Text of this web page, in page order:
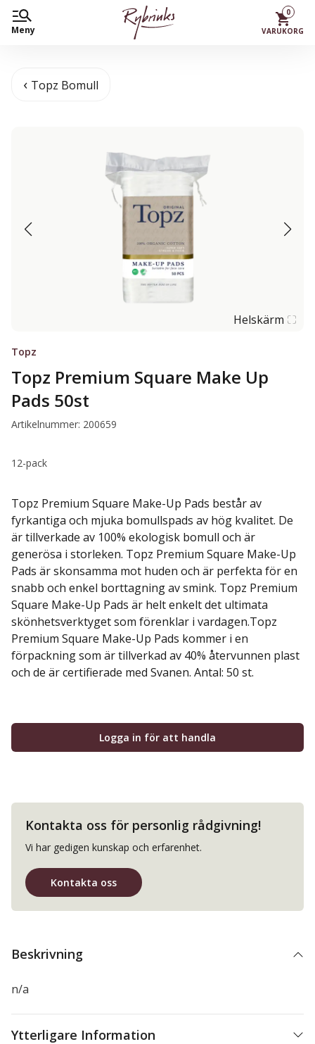
Meny
0
VARUKORG
Topz Bomull
Helskärm
Topz
Topz Premium Square Make Up
Pads 50st
Artikelnummer: 200659
12-pack
Topz Premium Square Make-Up Pads består av
fyrkantiga och mjuka bomullspads av hög kvalitet. De
är tillverkade av 100% ekologisk bomull och är
generösa i storleken. Topz Premium Square Make-Up
Pads är skonsamma mot huden och är perfekta för en
snabb och enkel borttagning av smink. Topz Premium
Square Make-Up Pads är helt enkelt det ultimata
skönhetsverktyget som förenklar i vardagen.Topz
Premium Square Make-Up Pads kommer i en
förpackning som är tillverkad av 40% återvunnen plast
och de är certifierade med Svanen. Antal: 50 st.
Logga in för att handla
Kontakta oss för personlig rådgivning!
Vi har gedigen kunskap och erfarenhet.
Kontakta oss
Beskrivning
n/a
Ytterligare Information